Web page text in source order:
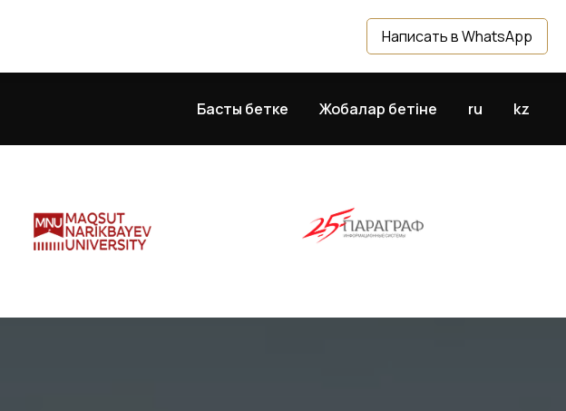
Написать в WhatsApp
Басты бетке Жобалар бетіне ru kz